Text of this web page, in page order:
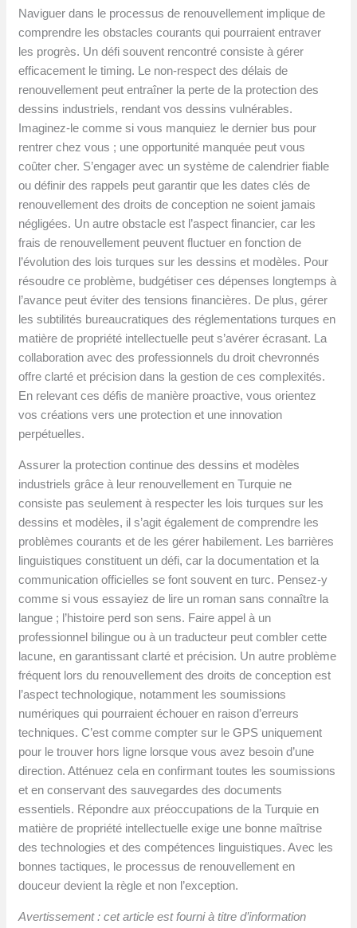
Naviguer dans le processus de renouvellement implique de
comprendre les obstacles courants qui pourraient entraver
les progrès. Un défi souvent rencontré consiste à gérer
efficacement le timing. Le non-respect des délais de
renouvellement peut entraîner la perte de la protection des
dessins industriels, rendant vos dessins vulnérables.
Imaginez-le comme si vous manquiez le dernier bus pour
rentrer chez vous ; une opportunité manquée peut vous
coûter cher. S’engager avec un système de calendrier fiable
ou définir des rappels peut garantir que les dates clés de
renouvellement des droits de conception ne soient jamais
négligées. Un autre obstacle est l’aspect financier, car les
frais de renouvellement peuvent fluctuer en fonction de
l’évolution des lois turques sur les dessins et modèles. Pour
résoudre ce problème, budgétiser ces dépenses longtemps à
l’avance peut éviter des tensions financières. De plus, gérer
les subtilités bureaucratiques des réglementations turques en
matière de propriété intellectuelle peut s’avérer écrasant. La
collaboration avec des professionnels du droit chevronnés
offre clarté et précision dans la gestion de ces complexités.
En relevant ces défis de manière proactive, vous orientez
vos créations vers une protection et une innovation
perpétuelles.
Assurer la protection continue des dessins et modèles
industriels grâce à leur renouvellement en Turquie ne
consiste pas seulement à respecter les lois turques sur les
dessins et modèles, il s’agit également de comprendre les
problèmes courants et de les gérer habilement. Les barrières
linguistiques constituent un défi, car la documentation et la
communication officielles se font souvent en turc. Pensez-y
comme si vous essayiez de lire un roman sans connaître la
langue ; l’histoire perd son sens. Faire appel à un
professionnel bilingue ou à un traducteur peut combler cette
lacune, en garantissant clarté et précision. Un autre problème
fréquent lors du renouvellement des droits de conception est
l’aspect technologique, notamment les soumissions
numériques qui pourraient échouer en raison d’erreurs
techniques. C’est comme compter sur le GPS uniquement
pour le trouver hors ligne lorsque vous avez besoin d’une
direction. Atténuez cela en confirmant toutes les soumissions
et en conservant des sauvegardes des documents
essentiels. Répondre aux préoccupations de la Turquie en
matière de propriété intellectuelle exige une bonne maîtrise
des technologies et des compétences linguistiques. Avec les
bonnes tactiques, le processus de renouvellement en
douceur devient la règle et non l’exception.
Avertissement : cet article est fourni à titre d’information